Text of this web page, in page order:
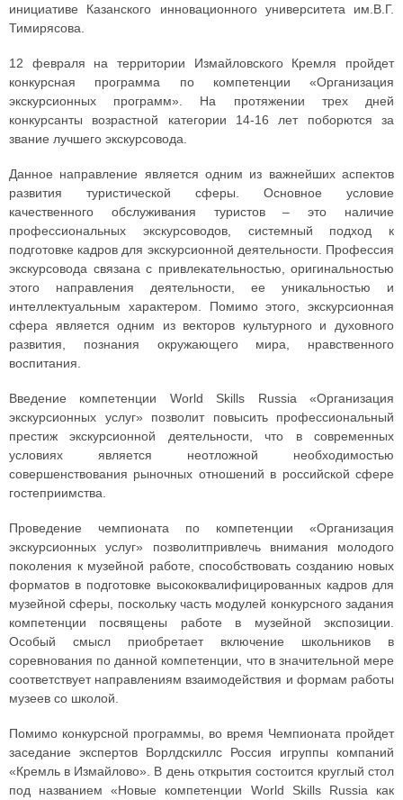
инициативе Казанского инновационного университета им.В.Г.
Тимирясова.
12 февраля на территории Измайловского Кремля пройдет
конкурсная программа по компетенции «Организация
экскурсионных программ». На протяжении трех дней
конкурсанты возрастной категории 14-16 лет поборются за
звание лучшего экскурсовода.
Данное направление является одним из важнейших аспектов
развития туристической сферы. Основное условие
качественного обслуживания туристов – это наличие
профессиональных экскурсоводов, системный подход к
подготовке кадров для экскурсионной деятельности. Профессия
экскурсовода связана с привлекательностью, оригинальностью
этого направления деятельности, ее уникальностью и
интеллектуальным характером. Помимо этого, экскурсионная
сфера является одним из векторов культурного и духовного
развития, познания окружающего мира, нравственного
воспитания.
Введение компетенции World Skills Russia «Организация
экскурсионных услуг» позволит повысить профессиональный
престиж экскурсионной деятельности, что в современных
условиях является неотложной необходимостью
совершенствования рыночных отношений в российской сфере
гостеприимства.
Проведение чемпионата по компетенции «Организация
экскурсионных услуг» позволитпривлечь внимания молодого
поколения к музейной работе, способствовать созданию новых
форматов в подготовке высококвалифицированных кадров для
музейной сферы, поскольку часть модулей конкурсного задания
компетенции посвящены работе в музейной экспозиции.
Особый смысл приобретает включение школьников в
соревнования по данной компетенции, что в значительной мере
соответствует направлениям взаимодействия и формам работы
музеев со школой.
Помимо конкурсной программы, во время Чемпионата пройдет
заседание экспертов Ворлдскиллс Россия игруппы компаний
«Кремль в Измайлово». В день открытия состоится круглый стол
под названием «Новые компетенции World Skills Russia как